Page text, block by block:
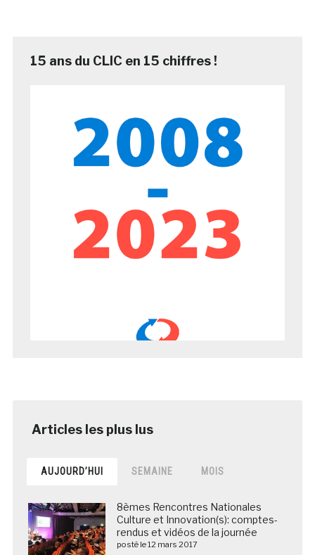
15 ans du CLIC en 15 chiffres !
AUJOURD’HUI SEMAINE MOIS
8èmes Rencontres Nationales
Culture et Innovation(s): comptes-
rendus et vidéos de la journée
posté le 12 mars 2017